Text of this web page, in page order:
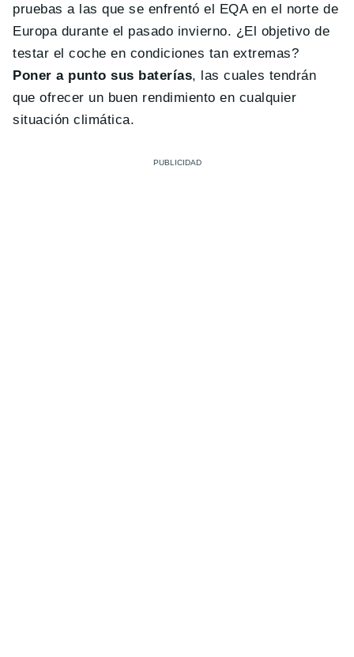
pruebas a las que se enfrentó el EQA en el norte de
Europa durante el pasado invierno. ¿El objetivo de
testar el coche en condiciones tan extremas?
Poner a punto sus baterías, las cuales tendrán
que ofrecer un buen rendimiento en cualquier
situación climática.